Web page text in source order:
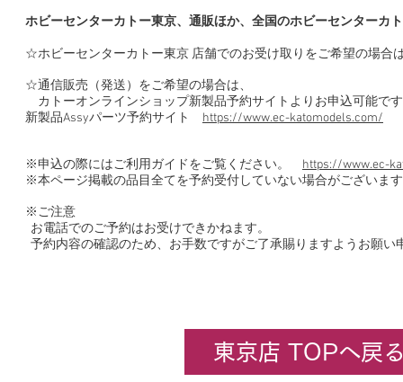
ホビーセンターカトー東京、通販ほか、全国のホビーセンターカ
☆ホビーセンターカトー東京 店舗でのお受け取りをご希望の場合
☆通信販売（発送）をご希望の場合は、
カトーオンラインショップ新製品予約サイトよりお申込可能で
新製品Assyパーツ予約サイト https://www.ec-katomodels.com/
※申込の際にはご利用ガイドをご覧ください。 https://www.ec-
※本ページ掲載の品目全てを予約受付していない場合がございま
※ご注意
お電話でのご予約はお受けできかねます。
予約内容の確認のため、お手数ですがご了承賜りますようお願い
東京店 TOPへ戻